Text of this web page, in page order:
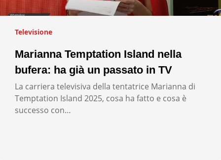
Televisione
Marianna Temptation Island nella
bufera: ha già un passato in TV
La carriera televisiva della tentatrice Marianna di
Temptation Island 2025, cosa ha fatto e cosa è
successo con…